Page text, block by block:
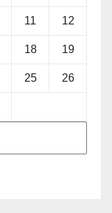
11 12
18 19
25 26